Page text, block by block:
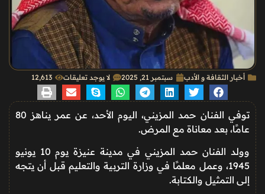
أخبار الثقافة و الأدب سبتمبر 21, 2025 لا يوجد تعليقات 12٬613
توفي الفنان حمد المزيني، اليوم الأحد، عن عمر يناهز 80
عامًا، بعد معاناة مع المرض.
وولد الفنان حمد المزيني في مدينة عنيزة يوم 10 يونيو
1945، وعمل معلمًا في وزارة التربية والتعليم قبل أن يتجه
إلى التمثيل والكتابة.